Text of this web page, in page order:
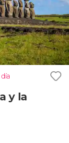
y la